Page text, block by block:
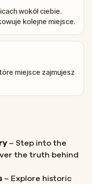
wokół ciebie.
kolejne miejsce.
miejsce zajmujesz
– Step into the
the truth behind
– Explore historic